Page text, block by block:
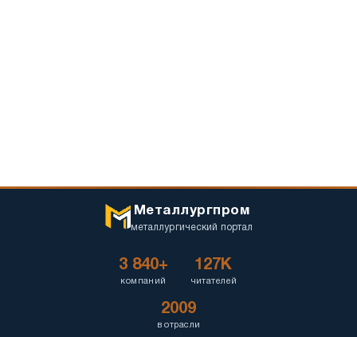
Металлургпром
металлургический портал
3 840+
компаний
127K
читателей
2009
в отрасли